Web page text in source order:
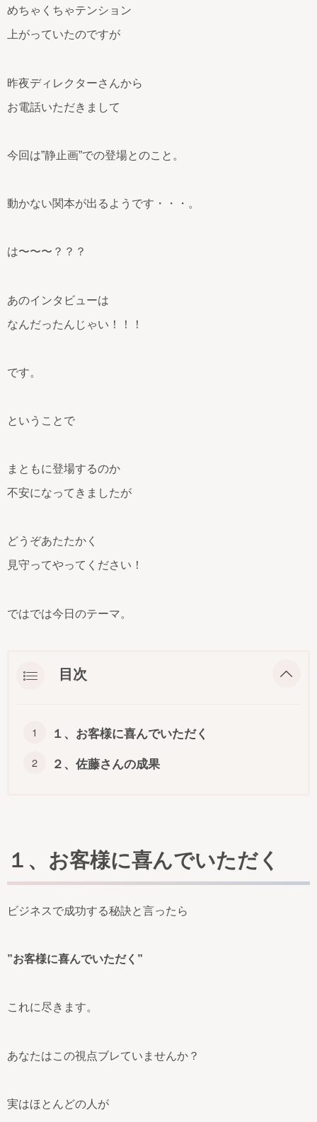
めちゃくちゃテンション
上がっていたのですが
昨夜ディレクターさんから
お電話いただきまして
今回は”静止画”での登場とのこと。
動かない関本が出るようです・・・。
は〜〜〜？？？
あのインタビューは
なんだったんじゃい！！！
です。
ということで
まともに登場するのか
不安になってきましたが
どうぞあたたかく
見守ってやってください！
ではでは今日のテーマ。
目次
１、お客様に喜んでいただく
２、佐藤さんの成果
１、お客様に喜んでいただく
ビジネスで成功する秘訣と言ったら
”お客様に喜んでいただく”
これに尽きます。
あなたはこの視点ブレていませんか？
実はほとんどの人が